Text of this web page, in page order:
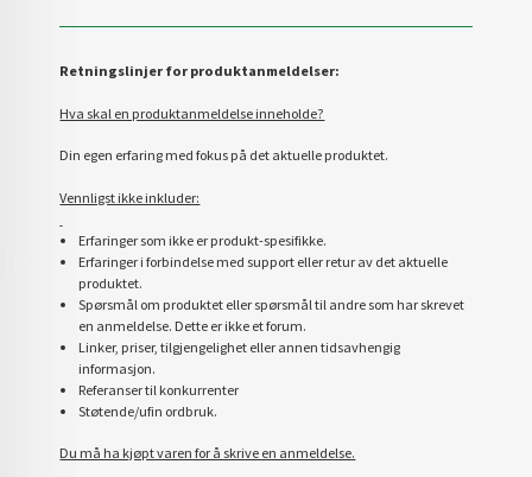
Retningslinjer for produktanmeldelser:
Hva skal en produktanmeldelse inneholde?
Din egen erfaring med fokus på det aktuelle produktet.
Vennligst ikke inkluder:
Erfaringer som ikke er produkt-spesifikke.
Erfaringer i forbindelse med support eller retur av det aktuelle
produktet.
Spørsmål om produktet eller spørsmål til andre som har skrevet
en anmeldelse. Dette er ikke et forum.
Linker, priser, tilgjengelighet eller annen tidsavhengig
informasjon.
Referanser til konkurrenter
Støtende/ufin ordbruk.
Du må ha kjøpt varen for å skrive en anmeldelse.